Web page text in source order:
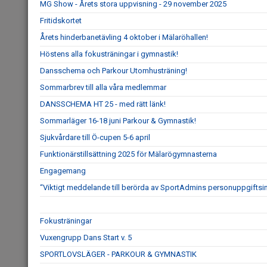
MG Show - Årets stora uppvisning - 29 november 2025
Fritidskortet
Årets hinderbanetävling 4 oktober i Mälaröhallen!
Höstens alla fokusträningar i gymnastik!
Dansschema och Parkour Utomhusträning!
Sommarbrev till alla våra medlemmar
DANSSCHEMA HT 25 - med rätt länk!
Sommarläger 16-18 juni Parkour & Gymnastik!
Sjukvårdare till Ö-cupen 5-6 april
Funktionärstillsättning 2025 för Mälarögymnasterna
Engagemang
“Viktigt meddelande till berörda av SportAdmins
Fokusträningar
Vuxengrupp Dans Start v. 5
SPORTLOVSLÄGER - PARKOUR & GYMNASTIK